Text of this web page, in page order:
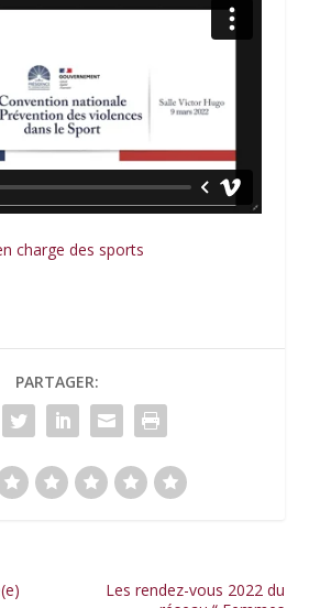
charge des sports
PARTAGER:
Les rendez-vous 2022 du